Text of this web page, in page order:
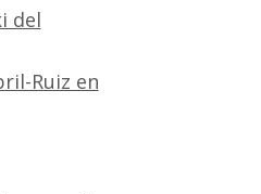
del
Ruiz en